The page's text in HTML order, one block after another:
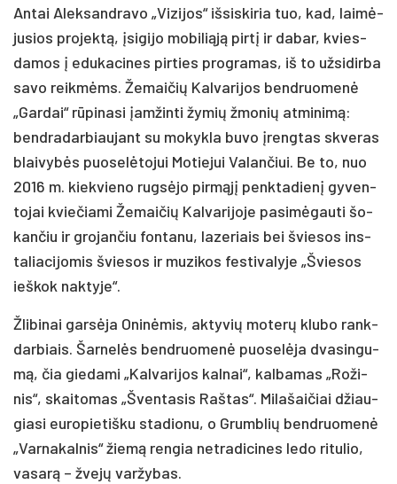
An­tai Alek­sand­ra­vo „Vi­zi­jos“ iš­si­ski­ria tuo, kad, lai­mė­
ju­sios pro­jek­tą, įsi­gi­jo mo­bi­lią­ją pir­tį ir da­bar, kvies­
da­mos į edu­ka­ci­nes pir­ties pro­gra­mas, iš to už­si­dir­ba
sa­vo reik­mėms. Že­mai­čių Kal­va­ri­jos bend­ruo­me­nė
„Gar­dai“ rū­pi­na­si įam­žin­ti žy­mių žmo­nių at­mi­ni­mą:
bend­ra­dar­biau­jant su mo­kyk­la bu­vo įreng­tas skve­ras
blai­vy­bės puo­se­lė­to­jui Mo­tie­jui Va­lan­čiui. Be to, nuo
2016 m. kiek­vie­no rug­sė­jo pir­mą­jį penk­ta­die­nį gy­ven­
to­jai kvie­čia­mi Že­mai­čių Kal­va­ri­jo­je pa­si­mė­gau­ti šo­
kan­čiu ir gro­jan­čiu fon­ta­nu, la­ze­riais bei švie­sos ins­
ta­lia­ci­jo­mis švie­sos ir mu­zi­kos fes­ti­va­ly­je „Švie­sos
ieš­kok nak­ty­je“.
Žli­bi­nai gar­sė­ja Oni­nė­mis, ak­ty­vių mo­te­rų klu­bo rank­
dar­biais. Šar­ne­lės bend­ruo­me­nė puo­se­lė­ja dva­sin­gu­
mą, čia gie­da­mi „Kal­va­ri­jos kal­nai“, kal­ba­mas „Ro­ži­
nis“, skai­to­mas „Šven­ta­sis Raš­tas“. Mi­la­šai­čiai džiau­
gia­si eu­ro­pie­tiš­ku sta­dio­nu, o Grumb­lių bend­ruo­me­nė
„Var­na­kal­nis“ žie­mą ren­gia ne­tra­di­ci­nes le­do ri­tu­lio,
va­sa­rą – žve­jų var­žy­bas.